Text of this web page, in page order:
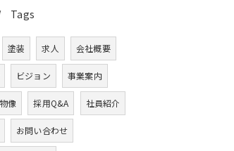
Tags
塗装 求人 会社概要
ビジョン 事業案内
像 採用Q&A 社員紹介
お問い合わせ